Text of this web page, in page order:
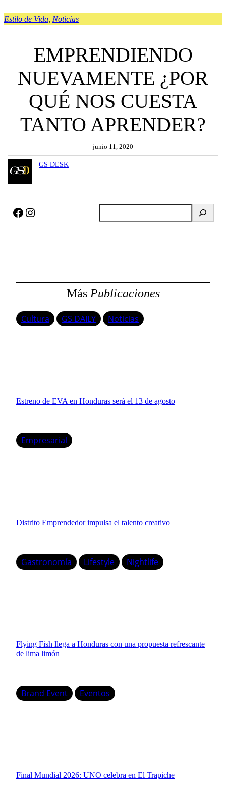
Estilo de Vida Noticias
EMPRENDIENDO
NUEVAMENTE ¿POR
QUÉ NOS CUESTA
TANTO APRENDER?
junio 11, 2020
GS DESK
Facebook Instagram
u
MásPublicaciones
Cultura GS DAILY Noticias
Estreno de EVA en Honduras será el 13 de agosto
Empresarial
Distrito Emprendedor impulsa el talento creativo
Gastronomía Lifestyle Nightlife
Flying Fish llega a Honduras con una propuesta refrescante
de lima limón
Brand Event Eventos
Final Mundial 2026: UNO celebra en El Trapiche